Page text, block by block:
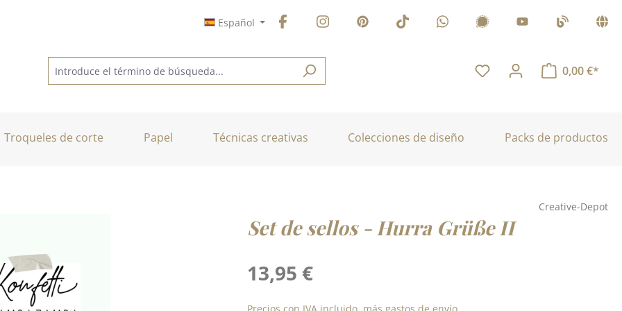
Español
0,00 €*
Troqueles de corte Papel Técnicas creativas Colecciones de diseño Packs de productos
Creative-Depot
Set de sellos - Hurra Grüße II
Precio normal:
13,95 €